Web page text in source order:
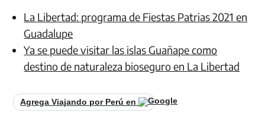
La Libertad: programa de Fiestas Patrias 2021 en
Guadalupe
Ya se puede visitar las islas Guañape como
destino de naturaleza bioseguro en La Libertad
Agrega Viajando por Perú en